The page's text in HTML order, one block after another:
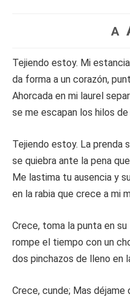
A
Tejiendo estoy. Mi
da forma a un corazón,
Ahorcada en mi laurel
se me escapan los hilos de
Tejiendo estoy. La prenda
se quiebra ante la pena
Me lastima tu ausencia y
en la rabia que crece a mi
Crece, toma la punta en su
rompe el tiempo con un
dos pinchazos de lleno en
Crece, cunde; Mas déjame